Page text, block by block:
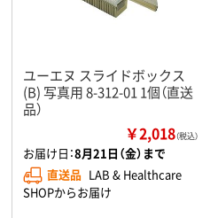
ユーエヌ スライドボックス
(B) 写真用 8-312-01 1個（直送
品）
￥2,018（税込）
お届け日：8月21日（金）まで
直送品 LAB & Healthcare
SHOPからお届け